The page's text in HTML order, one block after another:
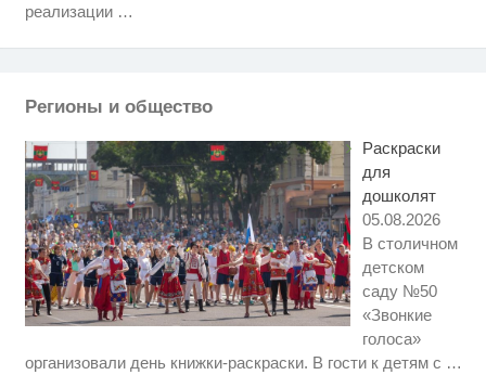
реализации …
Регионы и общество
Раскраски
для
дошколят
05.08.2026
В столичном
детском
саду №50
«Звонкие
голоса»
организовали день книжки-раскраски. В гости к детям с …
вы будете в шоке от увиденного
смеяться долго
Крыма: Что люди вытворяют,